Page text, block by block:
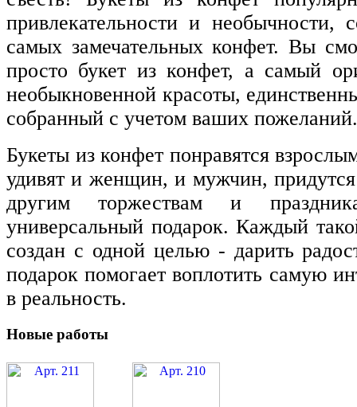
привлекательности и необычности,
самых замечательных конфет. Вы
просто букет из конфет, а самый
необыкновенной красоты,
собранный с учетом ваших пожеланий.
Букеты из конфет понравятся
удивят и женщин, и мужчин,
другим торжествам и
универсальный подарок. Каждый
создан с одной целью - дарить
подарок помогает воплотить самую
в реальность.
Новые работы